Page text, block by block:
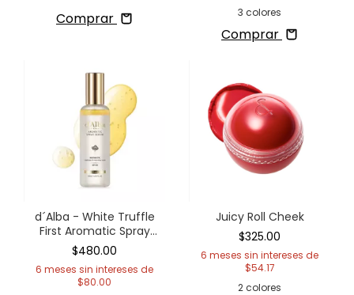
Comprar
3 colores
Comprar
d´Alba - White Truffle
First Aromatic Spray
Serum
$480.00
6 meses sin intereses de
$80.00
Juicy Roll Cheek
$325.00
6 meses sin intereses de
$54.17
2 colores